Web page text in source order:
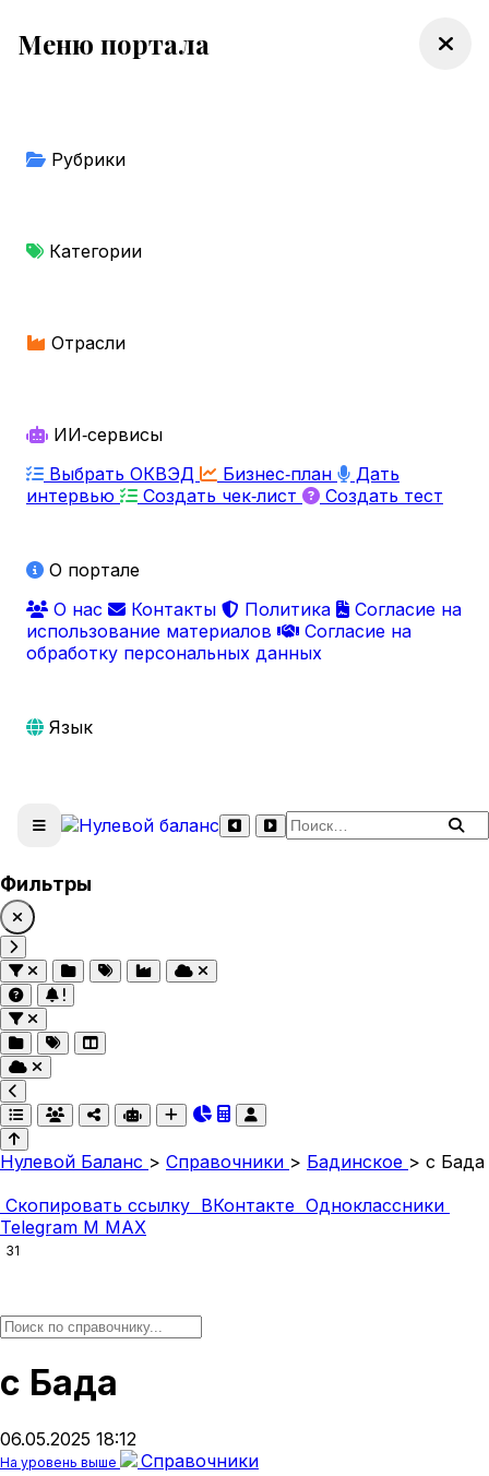
Меню портала
Рубрики
Категории
Отрасли
ИИ‑сервисы
Выбрать ОКВЭД
Бизнес‑план
Дать
интервью
Создать чек‑лист Создать тест
О портале
О нас
Контакты Политика
Согласие на
использование материалов
Согласие на
обработку персональных данных
Язык
Поиск по сайту
Фильтры
Нулевой Баланс > Справочники > Бадинское > с Бада
Скопировать ссылку ВКонтакте Одноклассники
Telegram M MAX
31
с Бада
06.05.2025 18:12
На уровень выше Справочники